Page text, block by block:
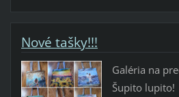
Nové tašky!!!
Galéria na
Šupito lupito!